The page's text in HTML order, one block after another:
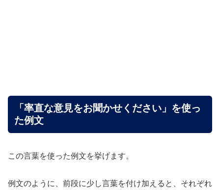
「率直な意見をお聞かせください」を使っ
た例文
この言葉を使った例文を挙げます。
例文のように、前段に少し言葉を付け加えると、それぞれ